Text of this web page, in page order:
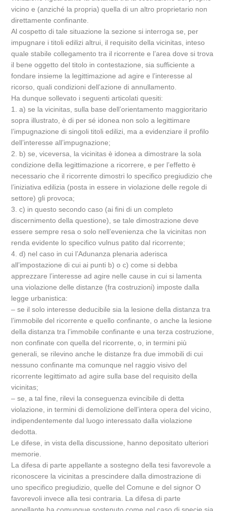
vicino e (anziché la propria) quella di un altro proprietario non
direttamente confinante.
Al cospetto di tale situazione la sezione si interroga se, per
impugnare i titoli edilizi altrui, il requisito della vicinitas, inteso
quale stabile collegamento tra il ricorrente e l’area dove si trova
il bene oggetto del titolo in contestazione, sia sufficiente a
fondare insieme la legittimazione ad agire e l’interesse al
ricorso, quali condizioni dell’azione di annullamento.
Ha dunque sollevato i seguenti articolati quesiti:
1. a) se la vicinitas, sulla base dell’orientamento maggioritario
sopra illustrato, è di per sé idonea non solo a legittimare
l’impugnazione di singoli titoli edilizi, ma a evidenziare il profilo
dell’interesse all’impugnazione;
2. b) se, viceversa, la vicinitas è idonea a dimostrare la sola
condizione della legittimazione a ricorrere, e per l’effetto è
necessario che il ricorrente dimostri lo specifico pregiudizio che
l’iniziativa edilizia (posta in essere in violazione delle regole di
settore) gli provoca;
3. c) in questo secondo caso (ai fini di un completo
discernimento della questione), se tale dimostrazione deve
essere sempre resa o solo nell’evenienza che la vicinitas non
renda evidente lo specifico vulnus patito dal ricorrente;
4. d) nel caso in cui l’Adunanza plenaria aderisca
all’impostazione di cui ai punti b) o c) come si debba
apprezzare l’interesse ad agire nelle cause in cui si lamenta
una violazione delle distanze (fra costruzioni) imposte dalla
legge urbanistica:
– se il solo interesse deducibile sia la lesione della distanza tra
l’immobile del ricorrente e quello confinante, o anche la lesione
della distanza tra l’immobile confinante e una terza costruzione,
non confinate con quella del ricorrente, o, in termini più
generali, se rilevino anche le distanze fra due immobili di cui
nessuno confinante ma comunque nel raggio visivo del
ricorrente legittimato ad agire sulla base del requisito della
vicinitas;
– se, a tal fine, rilevi la conseguenza evincibile di detta
violazione, in termini di demolizione dell’intera opera del vicino,
indipendentemente dal luogo interessato dalla violazione
dedotta.
Le difese, in vista della discussione, hanno depositato ulteriori
memorie.
La difesa di parte appellante a sostegno della tesi favorevole a
riconoscere la vicinitas a prescindere dalla dimostrazione di
uno specifico pregiudizio, quelle del Comune e del signor O
favorevoli invece alla tesi contraria. La difesa di parte